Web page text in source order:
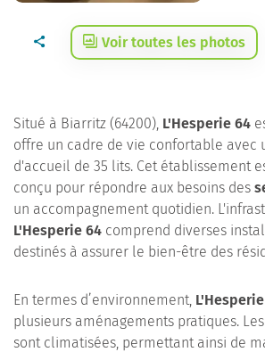
Voir toutes les photos
Situé à Biarritz (64200), L'Hesperie 64
offre un cadre de vie confortable avec
d'accueil de 35 lits. Cet établissement
conçu pour répondre aux besoins des
un accompagnement quotidien.
L'Hesperie 64 comprend diverses
destinés à assurer le bien-être des
En termes d’environnement,
plusieurs aménagements pratiques.
sont climatisées, permettant ainsi de